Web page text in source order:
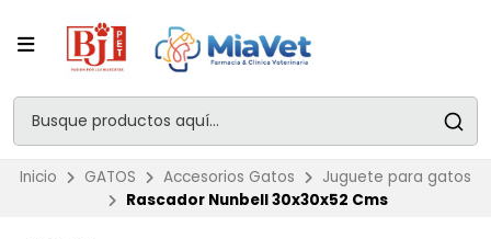
Inicio GATOS Accesorios Gatos
Juguete para gatos
Rascador Nunbell 30x30x52 Cms